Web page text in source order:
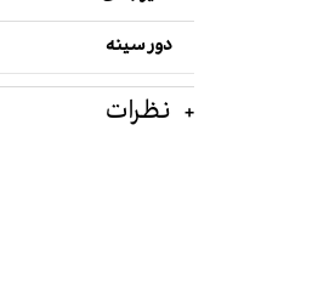
دور سینه
نظرات